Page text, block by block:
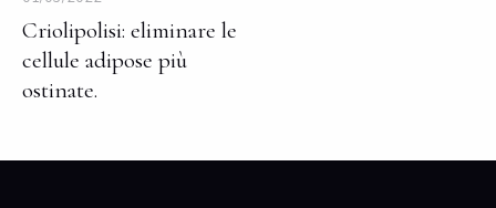
Criolipolisi: eliminare le
cellule adipose più
ostinate.